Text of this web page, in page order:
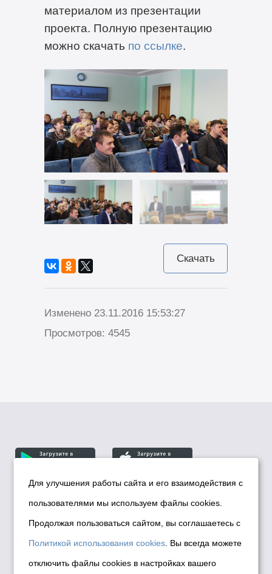
материалом из презентации
проекта. Полную презентацию
можно скачать по ссылке.
Скачать
Изменено 23.11.2016 15:53:27
Просмотров: 4545
© Департамент информационной политики мэрии
города Новосибирска, 2026
Политика использования Cookies
Политика по обработке персональных
Для улучшения работы сайта и его взаимодействия с
пользователями мы используем файлы cookies.
Продолжая пользоваться сайтом, вы соглашаетесь с
Политикой использования cookies . Вы всегда можете
отключить файлы cookies в настройках вашего